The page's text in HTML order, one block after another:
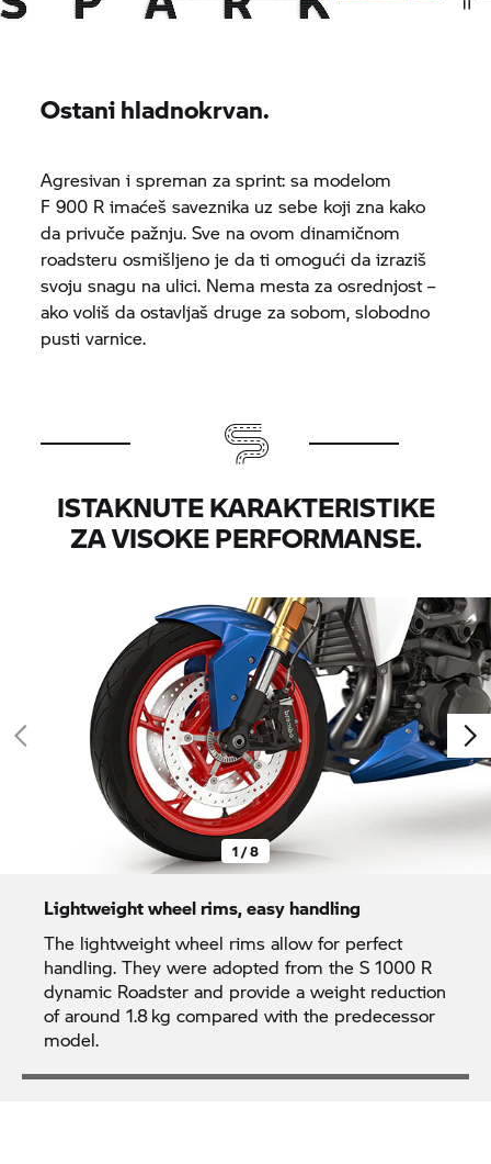
Ostani hladnokrvan.
Agresivan i spreman za sprint: sa modelom
F 900 R imaćeš saveznika uz sebe koji zna kako
da privuče pažnju. Sve na ovom dinamičnom
roadsteru osmišljeno je da ti omogući da izraziš
svoju snagu na ulici. Nema mesta za osrednjost –
ako voliš da ostavljaš druge za sobom, slobodno
pusti varnice.
ISTAKNUTE KARAKTERISTIKE
ZA VISOKE PERFORMANSE.
1 / 8
Lightweight wheel rims, easy handling
The lightweight wheel rims allow for perfect
handling. They were adopted from the S 1000 R
dynamic Roadster and provide a weight reduction
of around 1.8 kg compared with the predecessor
model.